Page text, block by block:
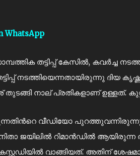
WhatsApp
തട്ടിപ്പ് കേസിൽ, കവർച്ച
നടത്തിയെന്നതായിരുന്നു ദിയ
നാല് പ്രതികളാണ് ഉള്ളത്.
വീഡിയോ
ജയിലിൽ റിമാൻഡിൽ ആയിരുന്ന
വാങ്ങിയത്. അതിന്